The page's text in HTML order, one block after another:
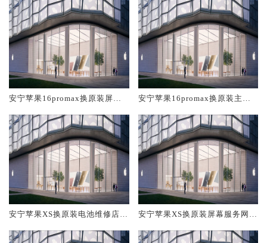
安宁苹果16promax换原装屏幕
安宁苹果16promax换原装主板
安宁苹果XS换原装电池维修店大
安宁苹果XS换原装屏幕服务网点